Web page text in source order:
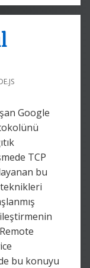
Google
TCP
bu
bu konuyu